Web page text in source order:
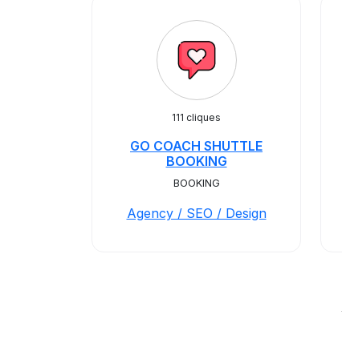
111 cliques
GO COACH SHUTTLE
BOOKING
BOOKING
Agency / SEO / Design